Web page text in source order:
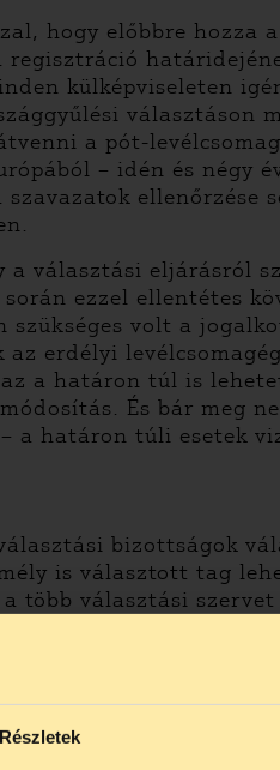
Részletek
hogy előbbre hozza
külképviseleten
a pót-
– idén és négy
a választási eljárásról
ezzel ellentétes
volt a
erdélyi
a határon túl is
És bár meg
a határon túli esetek
bizottságok
is választott tag
több választási
a függelmi
munkáltatói
érvényesíthet,